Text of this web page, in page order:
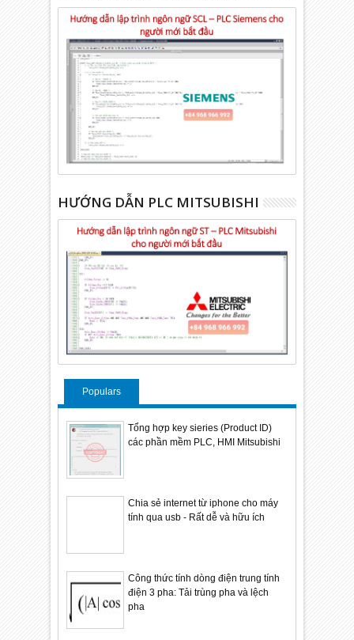
HƯỚNG DẪN PLC MITSUBISHI
Populars
Tổng hợp key sieries (Product ID)
các phần mềm PLC, HMI Mitsubishi
Chia sẻ internet từ iphone cho máy
tính qua usb - Rất dễ và hữu ích
Công thức tính dòng điện trung tính
điện 3 pha: Tải trùng pha và lệch
pha